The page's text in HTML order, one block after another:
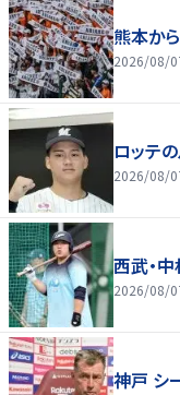
熊本か
2026/08/
ロッテ
2026/08/
西武・
2026/08/
神戸 シ